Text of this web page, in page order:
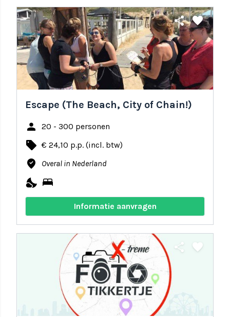
share favorite
Escape (The Beach, City of Chain!)
person 20 - 300 personen
local_offer € 24,10 p.p. (incl. btw)
where_to_vote Overal in Nederland
nights_stay bed
Informatie aanvragen
share favorite